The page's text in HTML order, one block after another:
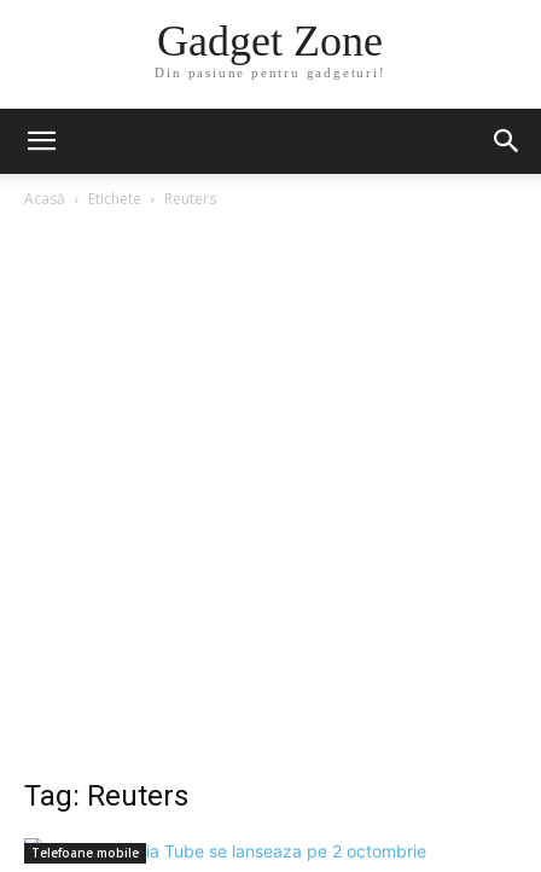
Gadget Zone
Din pasiune pentru gadgeturi!
Acasă Etichete Reuters
Tag: Reuters
Telefoane mobile